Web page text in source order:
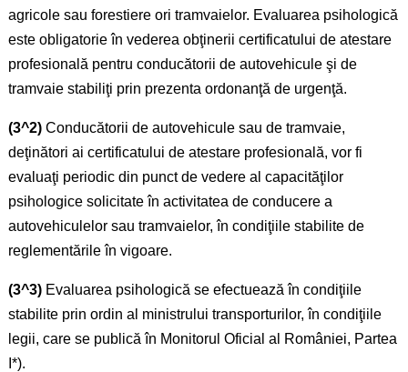
agricole sau forestiere ori tramvaielor. Evaluarea psihologică
este obligatorie în vederea obţinerii certificatului de atestare
profesională pentru conducătorii de autovehicule şi de
tramvaie stabiliţi prin prezenta ordonanţă de urgenţă.
(3^2)Conducătorii de autovehicule sau de tramvaie,
deţinători ai certificatului de atestare profesională, vor fi
evaluaţi periodic din punct de vedere al capacităţilor
psihologice solicitate în activitatea de conducere a
autovehiculelor sau tramvaielor, în condiţiile stabilite de
reglementările în vigoare.
(3^3)Evaluarea psihologică se efectuează în condiţiile
stabilite prin ordin al ministrului transporturilor, în condiţiile
legii, care se publică în Monitorul Oficial al României, Partea
I*).